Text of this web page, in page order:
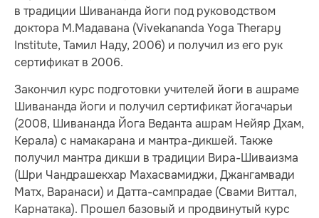
в традиции Шивананда йоги под руководством
доктора М.Мадавана (Vivekananda Yoga Therapy
Institute, Тамил Наду, 2006) и получил из его рук
сертификат в 2006.
Закончил курс подготовки учителей йоги в ашраме
Шивананда йоги и получил сертификат йогачарьи
(2008, Шивананда Йога Веданта ашрам Нейяр Дхам,
Керала) с намакарана и мантра-дикшей. Также
получил мантра дикши в традиции Вира-Шиваизма
(Шри Чандрашекхар Махасвамиджи, Джангамвади
Матх, Варанаси) и Датта-сампрадае (Свами Виттал,
Карнатака). Прошел базовый и продвинутый курс